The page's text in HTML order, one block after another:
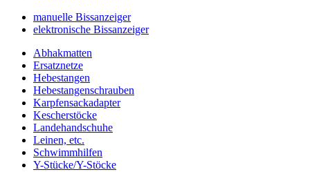
manuelle Bissanzeiger
elektronische Bissanzeiger
Abhakmatten
Ersatznetze
Hebestangen
Hebestangenschrauben
Karpfensackadapter
Kescherstöcke
Landehandschuhe
Leinen, etc.
Schwimmhilfen
Y-Stücke/Y-Stöcke